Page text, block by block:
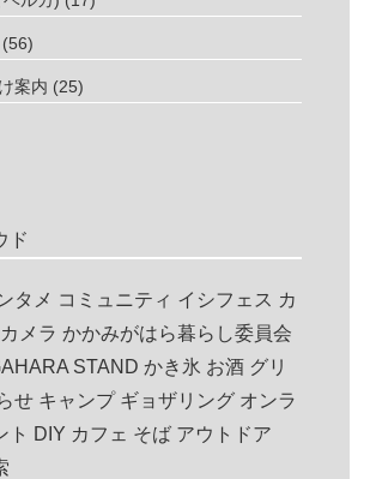
(56)
案内 (25)
ド
タメ コミュニティ イシフェス カ
カメラ かかみがはら暮らし委員会
STAND かき氷 お酒 グリ
せ キャンプ ギョザリング オンラ
ト DIY カフェ そば アウトドア